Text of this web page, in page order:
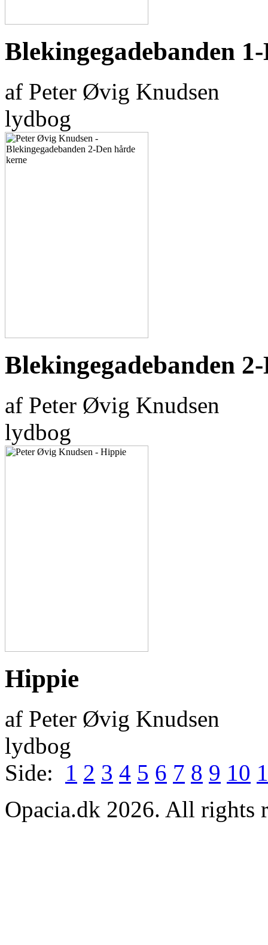
Blekingegadebanden
af Peter Øvig Knudsen
lydbog
Blekingegadebanden
af Peter Øvig Knudsen
lydbog
Hippie
af Peter Øvig Knudsen
lydbog
Side: 1 2 3 4 5 6 7 8 9 10
Opacia.dk 2026. All rights